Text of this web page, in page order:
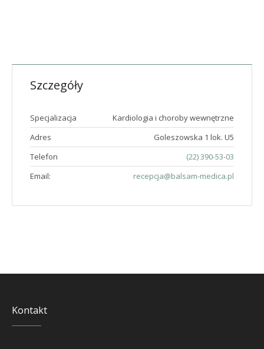
Szczegóły
Specjalizacja
Kardiologia i choroby wewnętrzne
Adres
Goleszowska 1 lok. U5
Telefon
(22) 390-53-03
Email:
recepcja@balsam-medica.pl
Kontakt